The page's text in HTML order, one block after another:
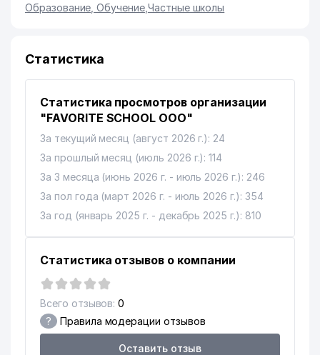
Образование, Обучение, Частные школы
Статистика
Статистика просмотров организации
"FAVORITE SCHOOL ООО"
За текущий месяц (август 2026 г.): 24
За прошлый месяц (июль 2026 г.): 114
За 3 месяца (июнь 2026 г. - июль 2026 г.): 246
За пол года (март 2026 г. - июль 2026 г.): 354
За год (январь 2025 г. - декабрь 2025 г.): 810
Статистика отзывов о компании
Всего отзывов: 0
? Правила модерации отзывов
Оставить отзыв